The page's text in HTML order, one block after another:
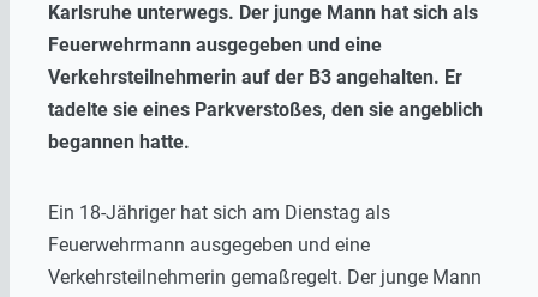
Karlsruhe unterwegs. Der junge Mann hat sich als
Feuerwehrmann ausgegeben und eine
Verkehrsteilnehmerin auf der B3 angehalten. Er
tadelte sie eines Parkverstoßes, den sie angeblich
begannen hatte.
Ein 18-Jähriger hat sich am Dienstag als
Feuerwehrmann ausgegeben und eine
Verkehrsteilnehmerin gemaßregelt. Der junge Mann